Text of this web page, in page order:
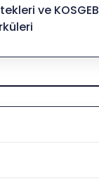
ve KOSGEB